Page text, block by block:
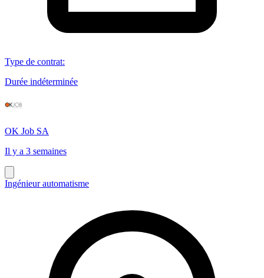
Type de contrat:
Durée indéterminée
OK Job SA
Il y a 3 semaines
Ingénieur automatisme